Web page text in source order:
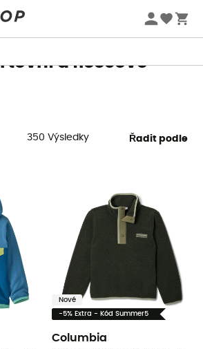
při nákupu 2 produktů* s kódem
a fleecové
350 Výsledky Řadit podle
Nové
-5% Extra - Kód Summer5
Columbia